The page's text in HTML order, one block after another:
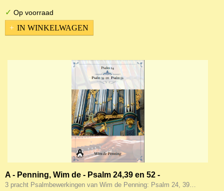
✓ Op voorraad
IN WINKELWAGEN
A - Penning, Wim de - Psalm 24,39 en 52 -
Psalmbewerkingen voor kerk en huis deel 5
3 pracht Psalmbewerkingen van Wim de Penning: Psalm 24, 39…